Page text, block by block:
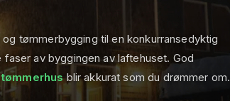
og tømmerbygging til en konkurransedyktig
av byggingen av laftehuset. God
tømmerhusblir akkurat som du drømmer om.